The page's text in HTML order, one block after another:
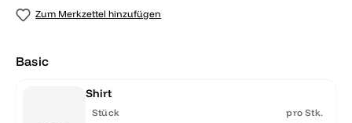
Zum Merkzettel hinzufügen
Basic
Shirt
Stück
pro Stk.